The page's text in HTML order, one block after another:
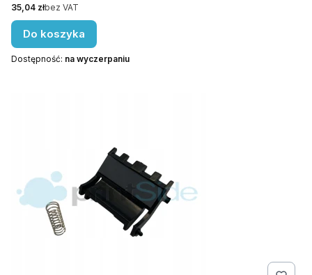
Cena
35,04 złbez VAT
Do koszyka
Dostępność: na wyczerpaniu